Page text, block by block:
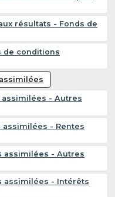
résultats - Fonds de
de conditions
- Autres
- Rentes
assimilées - Autres
assimilées - Intérêts